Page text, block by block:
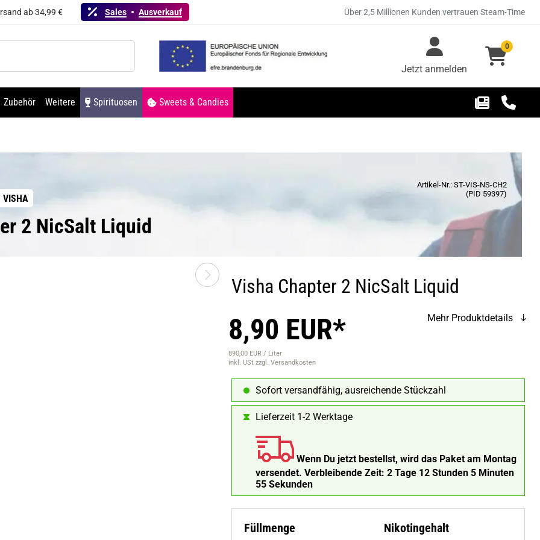
ab 34,99 € Sales Ausverkauf Über 2,5 Millionen Kunden vertrauen Steam-Time
Jetzt anmelden
0
Zubehör Weitere Spirituosen Sweets & Candies
VISHA
Artikel-Nr.: ST-VIS-NS-CH2
(PID 59397)
2 NicSalt Liquid
Visha Chapter 2 NicSalt Liquid
8,90 EUR*
890,00 EUR / Liter
inkl. USt zzgl. Versandkosten
Mehr Produktdetails
Sofort versandfähig, ausreichende Stückzahl
Lieferzeit 1-2 Werktage
Wenn Du jetzt bestellst, wird das Paket am Montag
versendet. Verbleibende Zeit: 2 Tage 12 Stunden 5 Minuten
54 Sekunden
Füllmenge Nikotingehalt